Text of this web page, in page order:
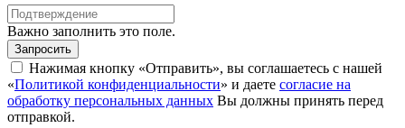
Важно заполнить это поле.
Запросить
Нажимая кнопку «Отправить», вы соглашаетесь с нашей
«Политикой конфиденциальности» и даете согласие на
обработку персональных данных Вы должны принять перед
отправкой.